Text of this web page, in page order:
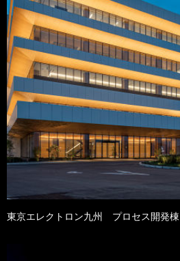
東京エレクトロン九州 プロセス開発棟